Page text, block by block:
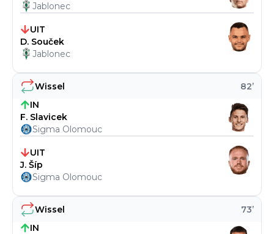
Wissel 73’
IN
Wissel 82’
IN
F. Slavicek
Sigma Olomouc
UIT
J. Šíp
Sigma Olomouc
Jablonec
UIT
D. Souček
Jablonec